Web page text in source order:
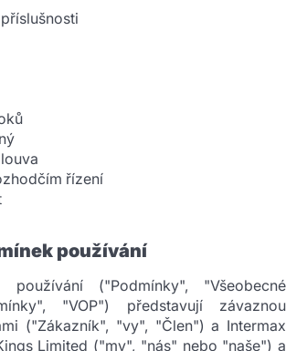
řízení
používání
("Podmínky", "Všeobecné
"VOP") představují závaznou
("Zákazník", "vy", "Člen") a Intermax
Limited ("my", "nás" nebo "naše") a